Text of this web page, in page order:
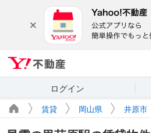
ログイン
賃貸 岡山県 井原市